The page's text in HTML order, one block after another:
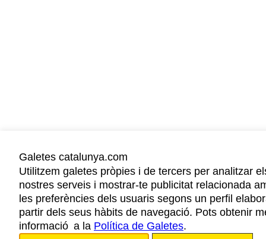
Galetes catalunya.com
Utilitzem galetes pròpies i de tercers per analitzar
nostres serveis i mostrar-te publicitat relacionada
les preferències dels usuaris segons un perfil
partir dels seus hàbits de navegació. Pots obtenir
informació a la Política de Galetes.